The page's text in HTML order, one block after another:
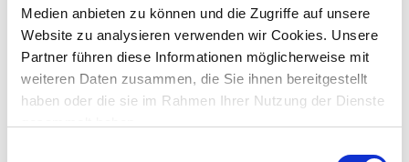
Medien anbieten zu können und die Zugriffe auf unsere
Website zu analysieren verwenden wir Cookies. Unsere
Partner führen diese Informationen möglicherweise mit
weiteren Daten zusammen, die Sie ihnen bereitgestellt
haben oder die sie im Rahmen Ihrer Nutzung der Dienste
4,99 €*
nur im
Markt